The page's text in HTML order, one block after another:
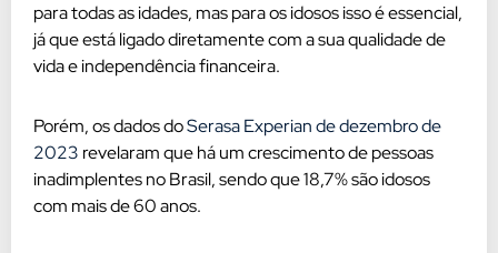
para todas as idades, mas para os idosos isso é essencial,
já que está ligado diretamente com a sua qualidade de
vida e independência financeira.
Porém, os dados doSerasa Experian de dezembro de
2023 revelaram que há um crescimento de pessoas
inadimplentes no Brasil, sendo que 18,7% são idosos
com mais de 60 anos.